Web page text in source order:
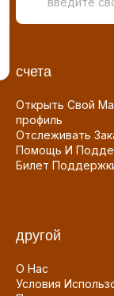
счета
Открыть Свой
профиль
Отслеживать
Помощь И
Билет
другой
О Нас
Условия